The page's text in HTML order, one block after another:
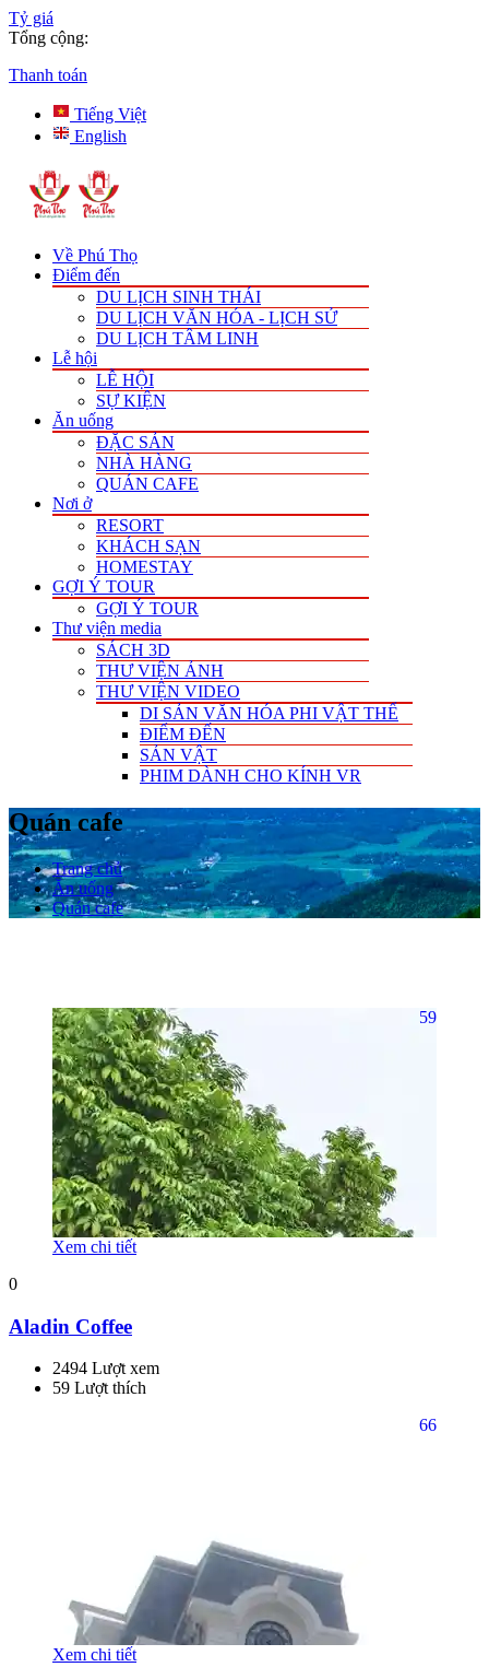
Tỷ giá
Tổng cộng:
Thanh toán
Tiếng Việt
English
Về Phú Thọ
Điểm đến
DU LỊCH SINH THÁI
DU LỊCH VĂN HÓA - LỊCH SỬ
DU LỊCH TÂM LINH
Lễ hội
LỄ HỘI
SỰ KIỆN
Ăn uống
ĐẶC SẢN
NHÀ HÀNG
QUÁN CAFE
Nơi ở
RESORT
KHÁCH SẠN
HOMESTAY
GỢI Ý TOUR
GỢI Ý TOUR
Thư viện media
SÁCH 3D
THƯ VIỆN ẢNH
THƯ VIỆN VIDEO
DI SẢN VĂN HÓA PHI VẬT THỂ
ĐIỂM ĐẾN
SẢN VẬT
PHIM DÀNH CHO KÍNH VR
Quán cafe
Trang chủ
Ăn uống
Quán cafe
59
Xem chi tiết
0
Aladin Coffee
2494 Lượt xem
59 Lượt thích
66
Xem chi tiết